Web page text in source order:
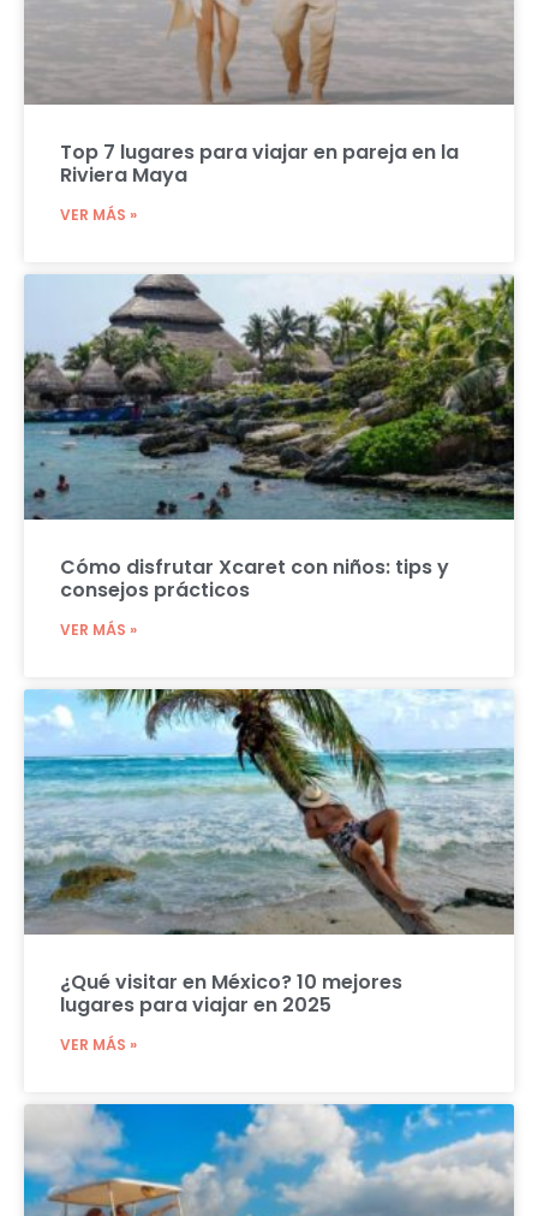
Top 7 lugares para viajar en pareja en la
Riviera Maya
VER MÁS »
Cómo disfrutar Xcaret con niños: tips y
consejos prácticos
VER MÁS »
¿Qué visitar en México? 10 mejores
lugares para viajar en 2025
VER MÁS »